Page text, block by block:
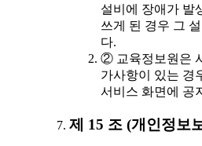
설비에 장애가 발
쓰게 된 경우 그
다.
② 교육정보원은
가사항이 있는 경
서비스 화면에 공
제 15 조 (개인정보